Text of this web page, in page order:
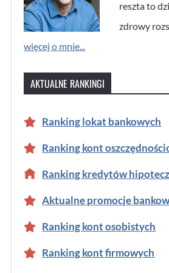
reszta to
zdrowy
więcej o mnie...
AKTUALNE RANKINGI
Ranking lokat bankowych
Ranking kont
Ranking kredytów
Aktualne promocje
Ranking kont osobistych
Ranking kont firmowych